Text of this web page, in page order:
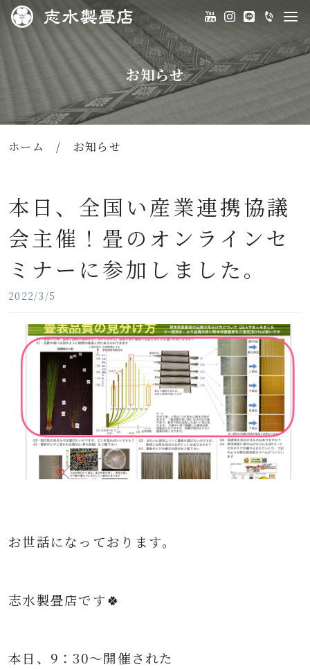
お知らせ
ホーム / お知らせ
本日、全国い産業連携協議
会主催！畳のオンラインセ
ミナーに参加しました。
2022/3/5
お世話になっております。
志水製畳店です🍀
本日、9：30～開催された